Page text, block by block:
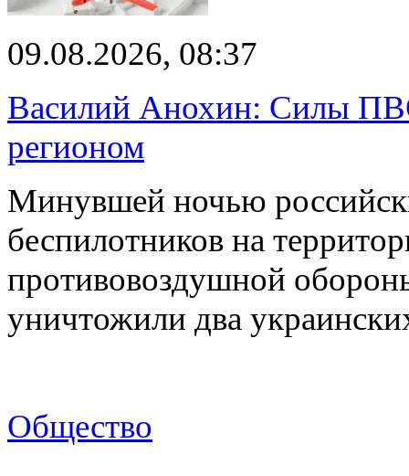
09.08.2026, 08:37
Василий Анохин: Силы
регионом
Минувшей ночью
беспилотников на
противовоздушной
уничтожили два
Общество